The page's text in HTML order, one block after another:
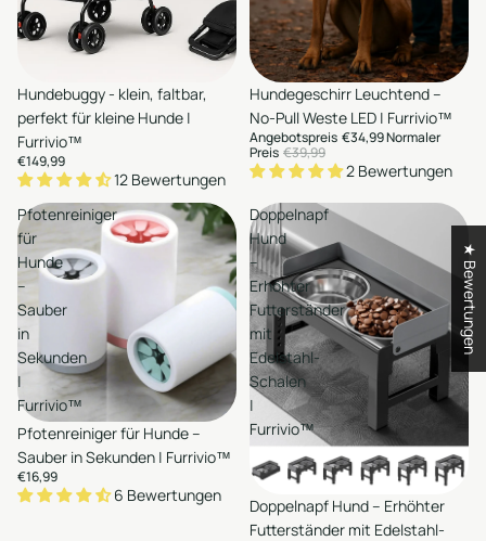
Hinzufügen
Hundebuggy - klein, faltbar,
perfekt für kleine Hunde |
Furrivio™
€149,99
12 Bewertungen
Sale Hinzufügen
Auswählen
Hundegeschirr Leuchtend –
No-Pull Weste LED | Furrivio™
Angebotspreis €34,99Normaler
Preis €39,99
2 Bewertungen
Pfotenreiniger
für
Hunde
–
Sauber
in
Sekunden
|
Furrivio™
Hinzufügen
Pfotenreiniger für Hunde –
Sauber in Sekunden | Furrivio™
€16,99
6 Bewertungen
Doppelnapf
Hund
–
Erhöhter
Futterständer
mit
Edelstahl-
Schalen
|
Furrivio™
Hinzufügen
Doppelnapf Hund – Erhöhter
Futterständer mit Edelstahl-
★ Bewertungen